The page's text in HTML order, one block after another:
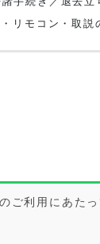
リモコン・取
ご利用にあたっ